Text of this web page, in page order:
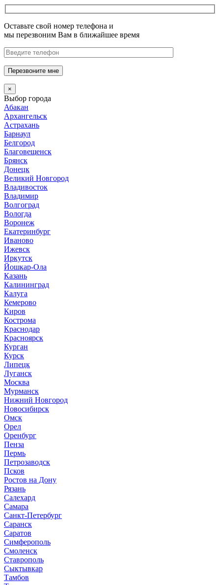
Оставьте свой номер телефона и
мы перезвоним Вам в ближайшее время
Перезвоните мне
×
Выбор города
Абакан
Архангельск
Астрахань
Барнаул
Белгород
Благовещенск
Брянск
Донецк
Великий Новгород
Владивосток
Владимир
Волгоград
Вологда
Воронеж
Екатеринбург
Иваново
Ижевск
Иркутск
Йошкар-Ола
Казань
Калининград
Калуга
Кемерово
Киров
Кострома
Краснодар
Красноярск
Курган
Курск
Липецк
Луганск
Москва
Мурманск
Нижний Новгород
Новосибирск
Омск
Орел
Оренбург
Пенза
Пермь
Петрозаводск
Псков
Ростов на Дону
Рязань
Салехард
Самара
Санкт-Петербург
Саранск
Саратов
Симферополь
Смоленск
Ставрополь
Сыктывкар
Тамбов